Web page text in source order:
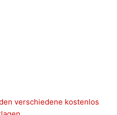
verschiedene kostenlos